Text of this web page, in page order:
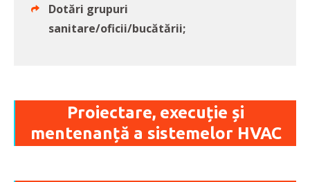
Dotări grupuri
sanitare/oficii/bucătării;
Proiectare, execuție și
mentenanță a sistemelor HVAC